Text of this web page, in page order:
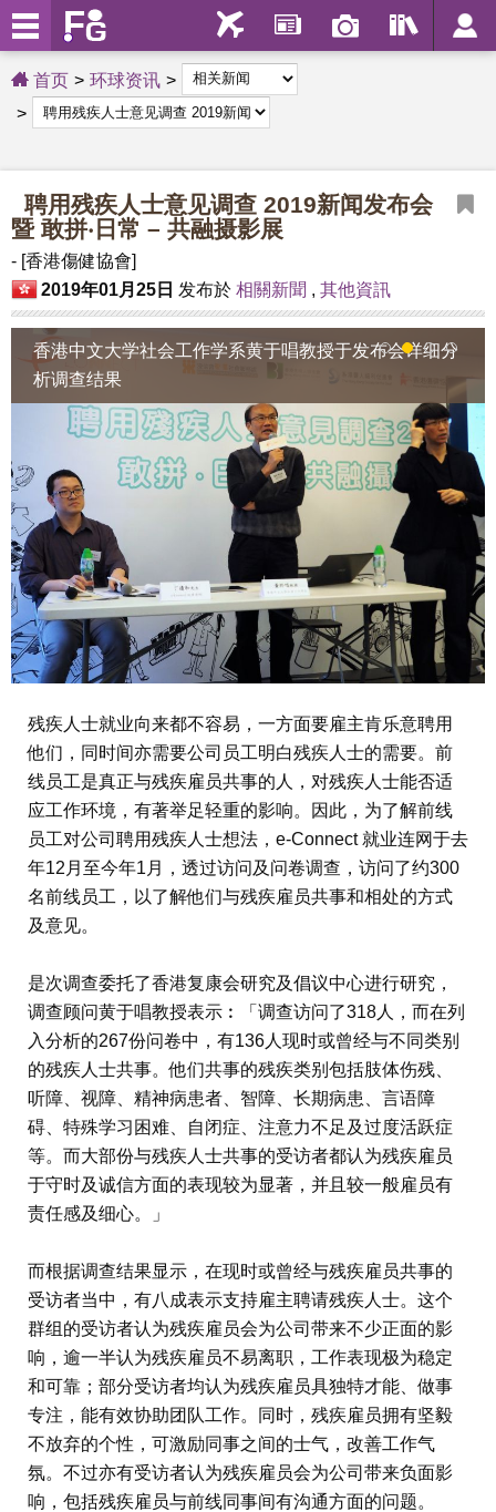
首页 环球资讯
聘用残疾人士意见调查 2019新闻发布会
暨 敢拼‧日常 – 共融摄影展
- [香港傷健協會]
2019年01月25日 发布於 相關新聞 , 其他資訊
香港中文大学社会工作学系黄于唱教授于发布会详细分
析调查结果
1 2 3 4
残疾人士就业向来都不容易，一方面要雇主肯乐意聘用
他们，同时间亦需要公司员工明白残疾人士的需要。前
线员工是真正与残疾雇员共事的人，对残疾人士能否适
应工作环境，有著举足轻重的影响。因此，为了解前线
员工对公司聘用残疾人士想法，e-Connect 就业连网于去
年12月至今年1月，透过访问及问卷调查，访问了约300
名前线员工，以了解他们与残疾雇员共事和相处的方式
及意见。
是次调查委托了香港复康会研究及倡议中心进行研究，
调查顾问黄于唱教授表示︰「调查访问了318人，而在列
入分析的267份问卷中，有136人现时或曾经与不同类别
的残疾人士共事。他们共事的残疾类别包括肢体伤残、
听障、视障、精神病患者、智障、长期病患、言语障
碍、特殊学习困难、自闭症、注意力不足及过度活跃症
等。而大部份与残疾人士共事的受访者都认为残疾雇员
于守时及诚信方面的表现较为显著，并且较一般雇员有
责任感及细心。」
而根据调查结果显示，在现时或曾经与残疾雇员共事的
受访者当中，有八成表示支持雇主聘请残疾人士。这个
群组的受访者认为残疾雇员会为公司带来不少正面的影
响，逾一半认为残疾雇员不易离职，工作表现极为稳定
和可靠；部分受访者均认为残疾雇员具独特才能、做事
专注，能有效协助团队工作。同时，残疾雇员拥有坚毅
不放弃的个性，可激励同事之间的士气，改善工作气
氛。不过亦有受访者认为残疾雇员会为公司带来负面影
响，包括残疾雇员与前线同事间有沟通方面的问题。